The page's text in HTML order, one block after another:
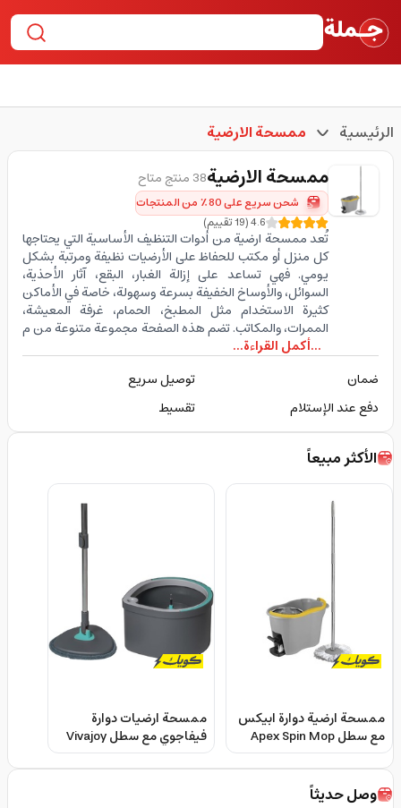
الرئيسية ممسحة الارضية
ممسحة الارضية38 منتج متاح
شحن سريع على 80٪ من المنتجات
4.6
(
19تقييم)
تُعد ممسحة ارضية من أدوات التنظيف الأساسية التي يحتاجها
كل منزل أو مكتب للحفاظ على الأرضيات نظيفة ومرتبة بشكل
يومي. فهي تساعد على إزالة الغبار، البقع، آثار الأحذية،
السوائل، والأوساخ الخفيفة بسرعة وسهولة، خاصة في الأماكن
كثيرة الاستخدام مثل المطبخ، الحمام، غرفة المعيشة،
الممرات، والمكاتب. تضم هذه الصفحة مجموعة متنوعة من م
...أكمل القراءة...
ضمان
توصيل سريع
دفع عند الإستلام
تقسيط
الأكثر مبيعاً
ممسحة ارضية دوارة ابيكس
مع سطل Apex Spin Mop
And Bucket Set
ممسحة ارضيات دوارة
فيفاجوي مع سطل Vivajoy
Super Spin Mop With
Bucket
وصل حديثاً